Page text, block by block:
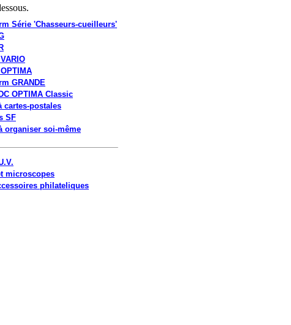
Série 'Chasseurs-cueilleurs'
GRANDE
OPTIMA Classic
cartes-postales
SF
organiser soi-même
microscopes
philateliques